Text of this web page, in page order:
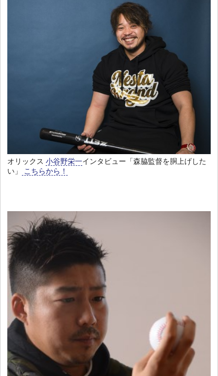
オリックス 小谷野栄一インタビュー「森脇監督を胴上げした
い」
こちらから！